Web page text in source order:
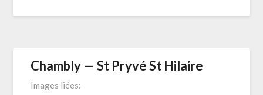
Chambly — St Pryvé St Hilaire
Images liées: